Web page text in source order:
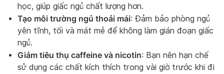
học, giúp giấc ngủ chất lượng hơn.
Tạo môi trường ngủ thoải mái: Đảm bảo phòng ngủ
yên tĩnh, tối và mát mẻ để không làm gián đoạn giấc
ngủ.
Giảm tiêu thụ caffeine và nicotin: Bạn nên hạn chế
sử dụng các chất kích thích trong vài giờ trước khi đi